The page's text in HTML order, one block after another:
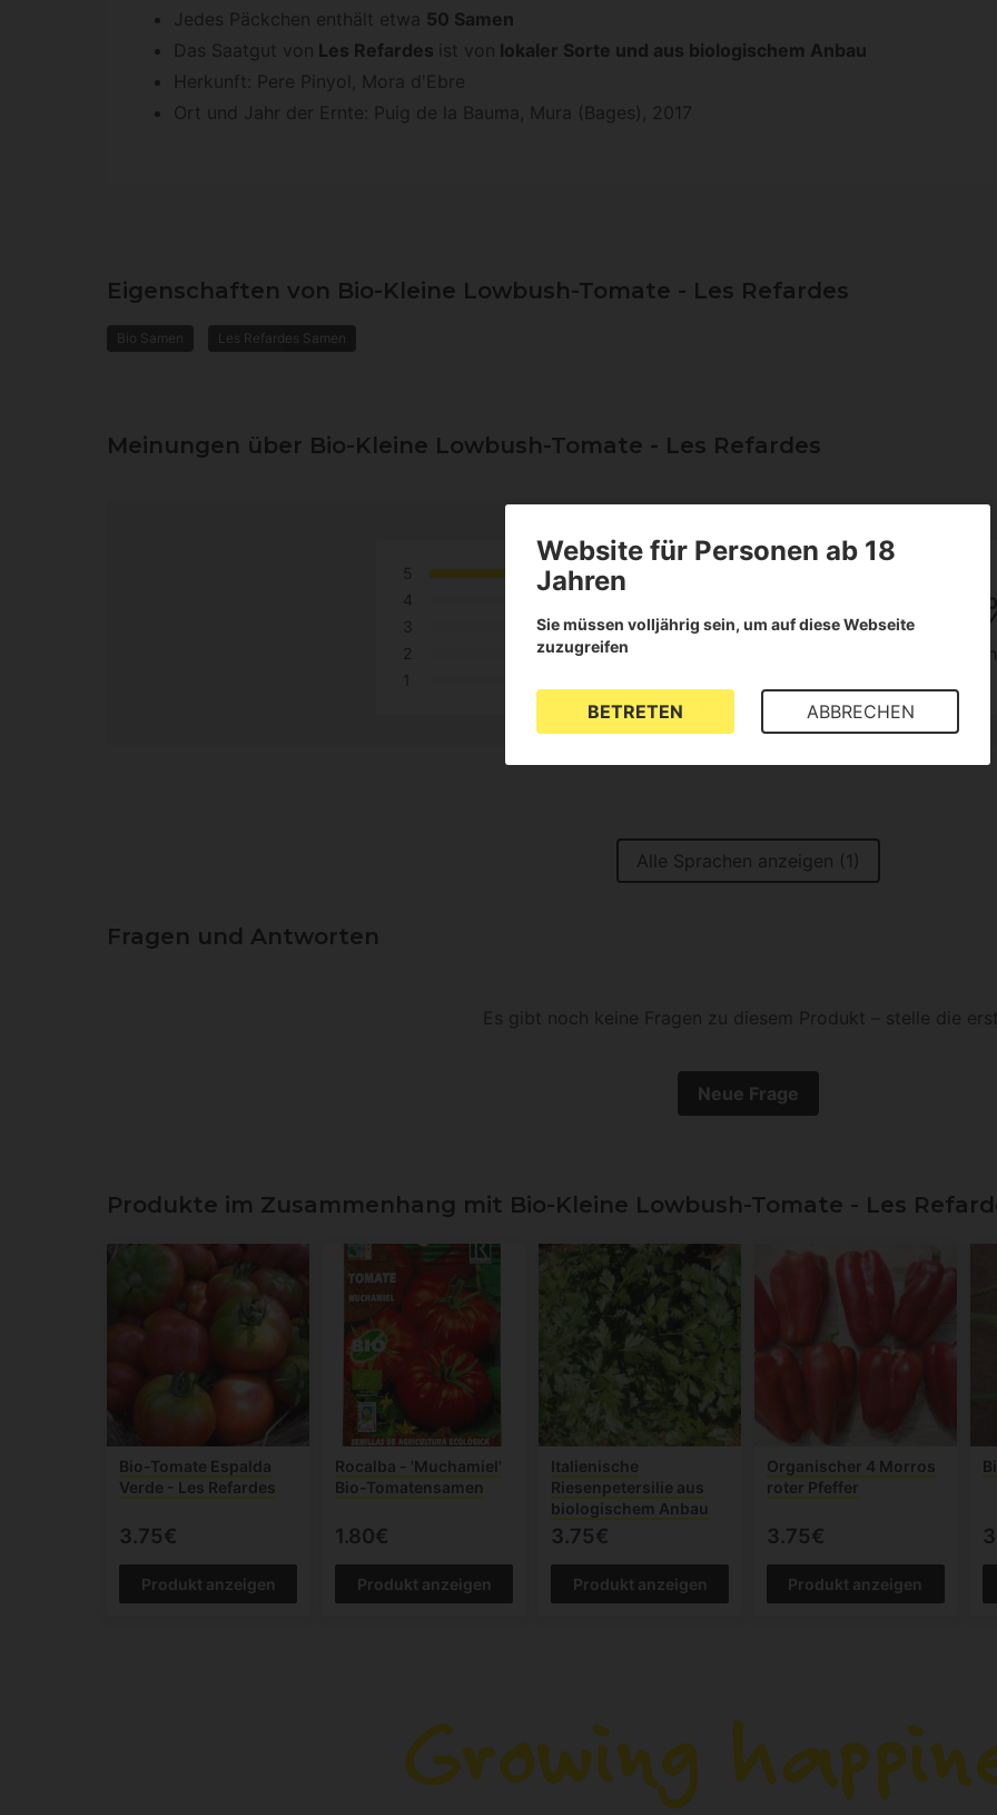
Jedes Päckchen enthält etwa 50 Samen
Das Saatgut von Les Refardes ist von lokaler Sorte und aus biologischem Anbau
Herkunft: Pere Pinyol, Mora d'Ebre
Ort und Jahr der Ernte: Puig de la Bauma, Mura (Bages), 2017
Eigenschaften von Bio-Kleine Lowbush-Tomate - Les Refardes
Bio Samen Les Refardes Samen
Meinungen über Bio-Kleine Lowbush-Tomate - Les Refardes
5
4
3
2
1
1
der Kunden
Alle Sprachen anzeigen (1)
Fragen und Antworten
Es gibt noch keine Fragen zu diesem Produkt – stelle die
Neue Frage
Produkte im Zusammenhang mit Bio-Kleine Lowbush-Tomate - Les
Bio-Tomate Espalda
Verde - Les Refardes
3.75€
Produkt anzeigen
Rocalba - 'Muchamiel'
Bio-Tomatensamen
1.80€
Produkt anzeigen
Italienische
Riesenpetersilie aus
biologischem Anbau
3.75€
Produkt anzeigen
Organischer 4 Morros
roter Pfeffer
3.75€
Produkt anzeigen
Website für Personen ab 18
Jahren
Sie müssen volljährig sein, um auf diese Webseite
zuzugreifen
BETRETEN ABBRECHEN